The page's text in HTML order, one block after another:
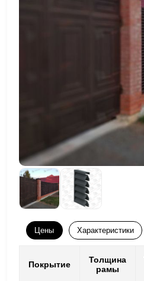
Цены Характеристики
Покрытие
Толщина
рамы